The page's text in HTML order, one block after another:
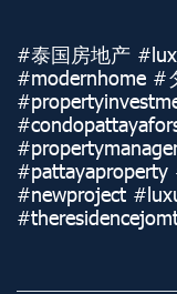
#泰国房地产
#modernhome #
#pattayaproperty
#newproject